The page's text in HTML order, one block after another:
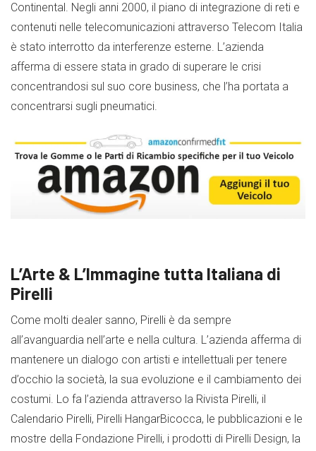
Continental. Negli anni 2000, il piano di integrazione di reti e
contenuti nelle telecomunicazioni attraverso Telecom Italia
è stato interrotto da interferenze esterne. L’azienda
afferma di essere stata in grado di superare le crisi
concentrandosi sul suo core business, che l’ha portata a
concentrarsi sugli pneumatici.
L’Arte & L’Immagine tutta Italiana di
Pirelli
Come molti dealer sanno, Pirelli è da sempre
all’avanguardia nell’arte e nella cultura. L’azienda afferma di
mantenere un dialogo con artisti e intellettuali per tenere
d’occhio la società, la sua evoluzione e il cambiamento dei
costumi. Lo fa l’azienda attraverso la Rivista Pirelli, il
Calendario Pirelli, Pirelli HangarBicocca, le pubblicazioni e le
mostre della Fondazione Pirelli, i prodotti di Pirelli Design, la